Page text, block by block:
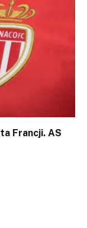
Francji. AS